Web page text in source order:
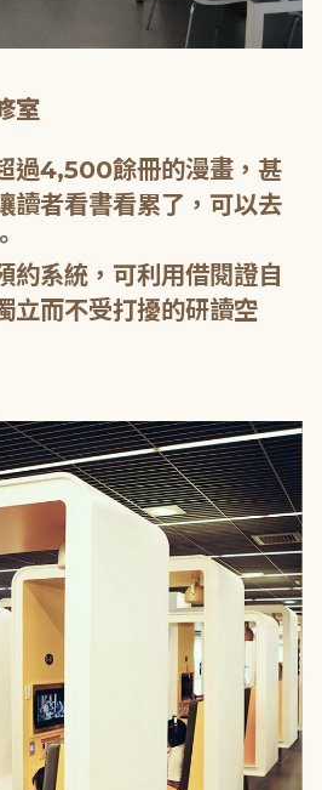
室
過4,500餘冊的漫畫，甚
讀者看書看累了，可以去
約系統，可利用借閱證自
立而不受打擾的研讀空